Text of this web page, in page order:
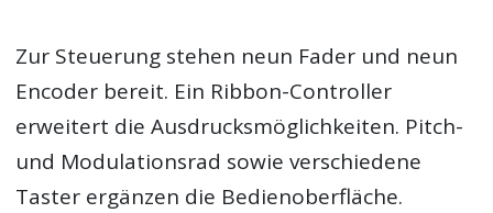
Zur Steuerung stehen neun Fader und neun
Encoder bereit. Ein Ribbon-Controller
erweitert die Ausdrucksmöglichkeiten. Pitch-
und Modulationsrad sowie verschiedene
Taster ergänzen die Bedienoberfläche.